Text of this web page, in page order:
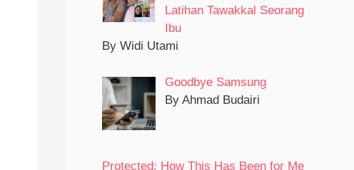
Latihan Tawakkal Seorang
Ibu
By Widi Utami
Goodbye Samsung
By Ahmad Budairi
Protected: How This Has Been for Me